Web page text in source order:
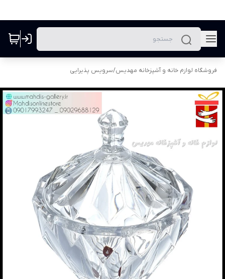
فروشگاه لوازم خانه و آشپزخانه مهدیس/سرویس پذیرایی